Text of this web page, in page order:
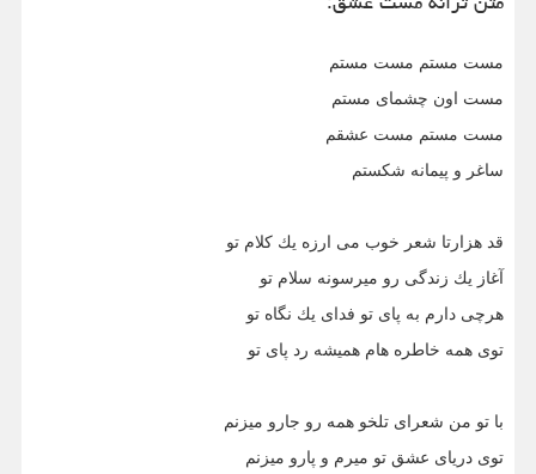
مست مستم مست مستم
مست اون چشماى مستم
مست مستم مست عشقم
ساغر و پيمانه شكستم
قد هزارتا شعر خوب مى ارزه يك كلام تو
آغاز يك زندگى رو ميرسونه سلام تو
هرچى دارم به پاى تو فداى يك نگاه تو
توى همه خاطره هام هميشه رد پاى تو
با تو من شعراى تلخو همه رو جارو ميزنم
توى درياى عشق تو ميرم و پارو ميزنم